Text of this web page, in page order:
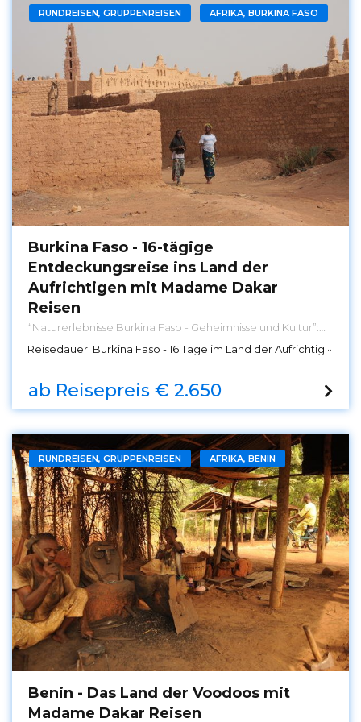
RUNDREISEN, GRUPPENREISEN AFRIKA, BURKINA FASO
Burkina Faso - 16-tägige
Entdeckungsreise ins Land der
Aufrichtigen mit Madame Dakar
Reisen
“Naturerlebnisse Burkina Faso - Geheimnisse und Kultur”:
Reisen
Reisedauer: Burkina Faso - 16 Tage im Land der Aufrichtigen: Kultur, Natur und Engagement
ab Reisepreis € 2.650
RUNDREISEN, GRUPPENREISEN AFRIKA, BENIN
Benin - Das Land der Voodoos mit
Madame Dakar Reisen